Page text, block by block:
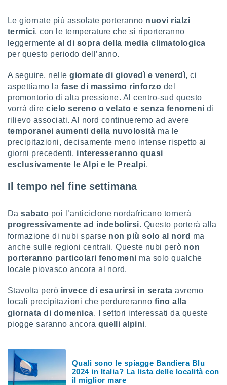
dei
il
di
e
per la
dei
la
del
dei
e degli
nostri
Le giornate più assolate porteranno nuovi rialzi
termici, con le temperature che si riporteranno
leggermente al di sopra della media climatologica
per questo periodo dell’anno.
A seguire, nellegiornate di giovedì e venerdì, ci
aspettiamo la fase di massimo rinforzo del
promontorio di alta pressione. Al centro-sud questo
vorrà direcielo sereno o velato e senza fenomeni di
rilievo associati. Al nord continueremo ad avere
temporanei aumenti della nuvolosità ma le
precipitazioni, decisamente meno intense rispetto ai
giorni precedenti, interesseranno quasi
esclusivamente le Alpi e le Prealpi.
Il tempo nel fine settimana
Dasabato poi l’anticiclone nordafricano tornerà
progressivamente ad indebolirsi. Questo porterà alla
formazione di nubi sparse non più solo al nord ma
anche sulle regioni centrali. Queste nubi però non
porteranno particolari fenomeni ma solo qualche
locale piovasco ancora al nord.
Stavolta però invece di esaurirsi in serata avremo
locali precipitazioni che perdureranno fino alla
giornata di domenica. I settori interessati da queste
piogge saranno ancora quelli alpini.
Quali sono le spiagge Bandiera Blu
2024 in Italia? La lista delle località con
il miglior mare